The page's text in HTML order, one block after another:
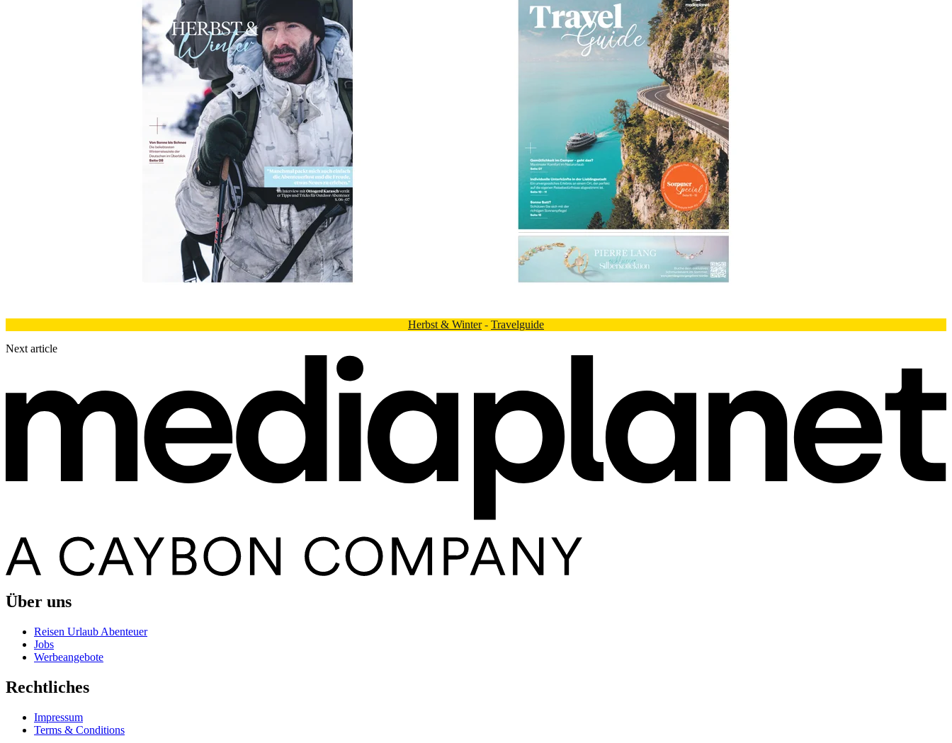
Herbst & Winter- Travelguide
Next article
Über uns
Reisen Urlaub Abenteuer
Jobs
Werbeangebote
Rechtliches
Impressum
Terms & Conditions